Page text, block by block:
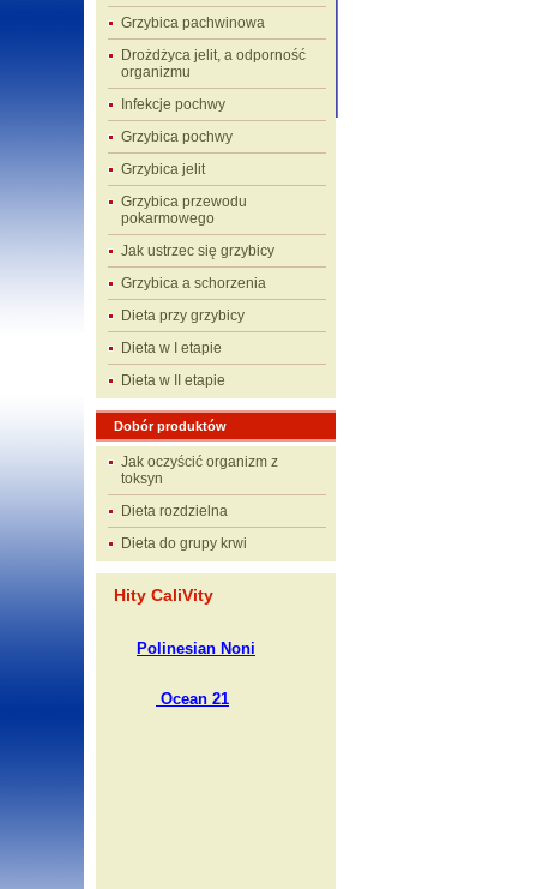
Grzybica pachwinowa
Drożdżyca jelit, a odporność
organizmu
Infekcje pochwy
Grzybica pochwy
Grzybica jelit
Grzybica przewodu
pokarmowego
Jak ustrzec się grzybicy
Grzybica a schorzenia
Dieta przy grzybicy
Dieta w I etapie
Dieta w II etapie
Dobór produktów
Jak oczyścić organizm z
toksyn
Dieta rozdzielna
Dieta do grupy krwi
Hity CaliVity
Polinesian Noni
Ocean 21